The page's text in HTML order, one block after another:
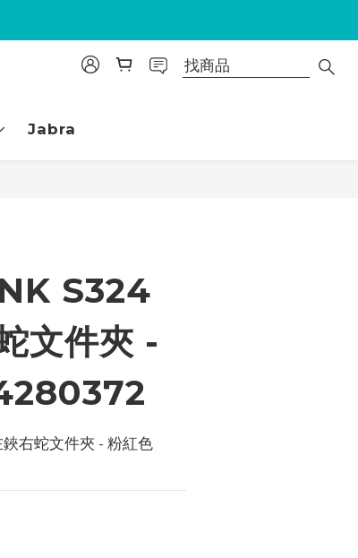
Jabra
S324
文件夾 -
右蛇文件夾 - 粉紅色